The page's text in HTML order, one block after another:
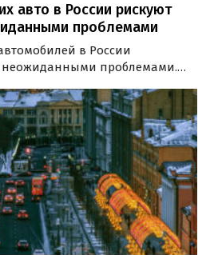
авто в России рискуют
проблемами
в России
неожиданными проблемами.
сообщают РБК.